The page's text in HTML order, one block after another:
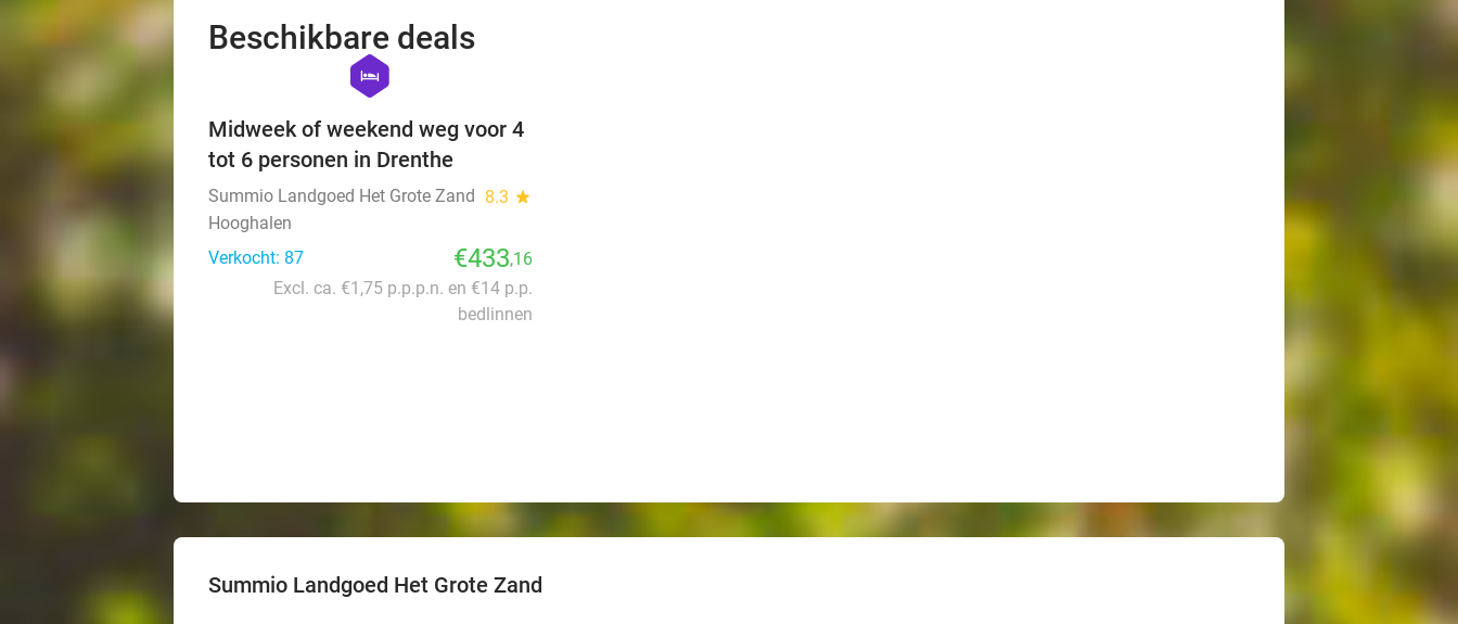
Beschikbare deals
hexagon
hotel
Midweek of weekend weg voor 4
tot 6 personen in Drenthe
Summio Landgoed Het Grote Zand 8.3 star
Hooghalen
Verkocht: 87
€433,16
Excl. ca. €1,75 p.p.p.n. en €14 p.p.
bedlinnen
Summio Landgoed Het Grote Zand